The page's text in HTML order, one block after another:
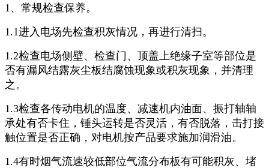
1、常规检查保养。
1.1进入电场先检查积灰情况，再进行清扫。
1.2检查电场侧壁、检查门、顶盖上绝缘子室等部位是
否有漏风结露灰尘板结腐蚀现象或积灰现象，并清理
之。
1.3检查各传动电机的温度、减速机内油面、振打轴轴
承处有否卡住，锤头运转是否灵活，有否脱落，击打接
触位置是否正确，对电机按产品要求施加润滑油。
1.4有时烟气流速较低部位气流分布板有可能积灰、堵